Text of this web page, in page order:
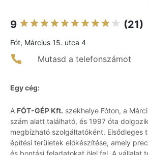
9 (21)
Fót, Március 15. utca 4
Mutasd a telefonszámot
Egy cég:
A FÓT-GÉP Kft. székhelye Fóton, a
szám alatt található, és 1997 óta
megbízható szolgáltatóként. Elsődleges
építési területek előkészítése, amely
és bontási feladatokat ölel fel. A vállalat